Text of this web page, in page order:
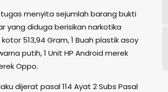
menyita sejumlah barang bukti
yang diduga berisikan narkotika
513,94 Gram, 1 Buah plastik asoy
putih, 1 Unit HP Android merek
Oppo.
dijerat pasal 114 Ayat 2 Subs Pasal